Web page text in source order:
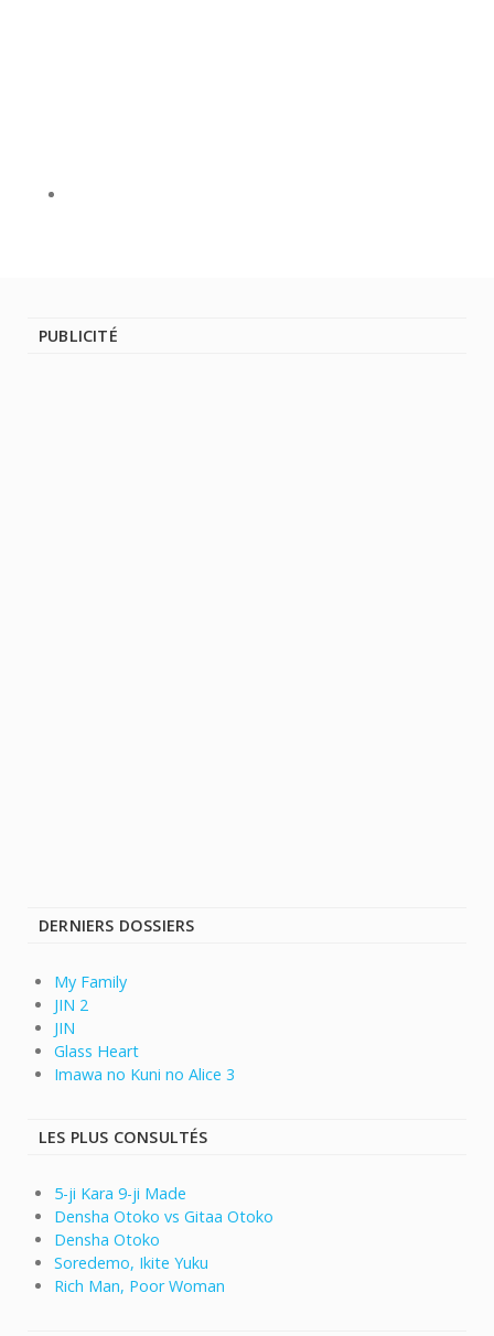
PUBLICITÉ
DERNIERS DOSSIERS
My Family
JIN 2
JIN
Glass Heart
Imawa no Kuni no Alice 3
LES PLUS CONSULTÉS
5-ji Kara 9-ji Made
Densha Otoko vs Gitaa Otoko
Densha Otoko
Soredemo, Ikite Yuku
Rich Man, Poor Woman